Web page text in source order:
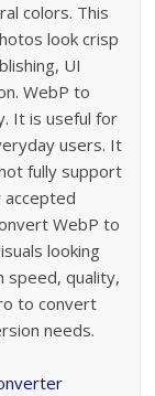
colors. This
look crisp
UI
WebP to
It is useful for
users. It
fully support
accepted
WebP to
looking
speed, quality,
to convert
needs.